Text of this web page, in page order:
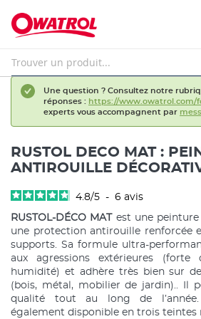
Une question ? Consultez notre
réponses : https://www.owatrol.com/
experts vous accompagnent par
RUSTOL DECO MAT :
ANTIROUILLE
4.8/5 - 6 avis
RUSTOL-DÉCO MAT
est une
une protection antirouille renforcée
supports. Sa formule ultra-
aux agressions extérieures (forte
humidité) et adhère très bien sur
(bois, métal, mobilier de jardin).. Il
qualité tout au long de l’année.
également disponible en trois teintes